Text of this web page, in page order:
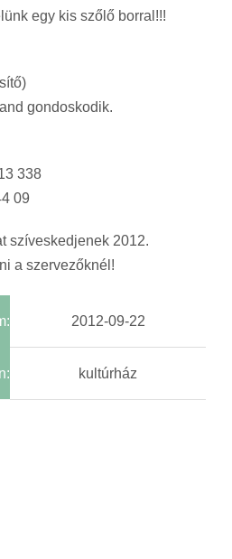
egy kis szőlő borral!!!
gondoskodik.
338
09
szíveskedjenek 2012.
a szervezőknél!
2012-09-22
kultúrház